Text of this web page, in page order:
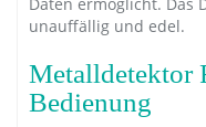
Daten ermöglicht. Das
unauffällig und edel.
Metalldetektor
Bedienung